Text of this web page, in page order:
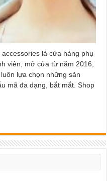
là cửa hàng phụ
viên, mở cửa từ năm 2016,
lựa chọn những sản
mã đa dạng, bắt mắt. Shop